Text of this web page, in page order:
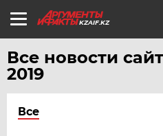
KZAIF.KZ
Все новости
2019
Все